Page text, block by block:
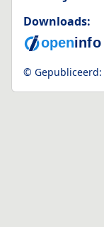
Downloads:
© Gepubliceerd: